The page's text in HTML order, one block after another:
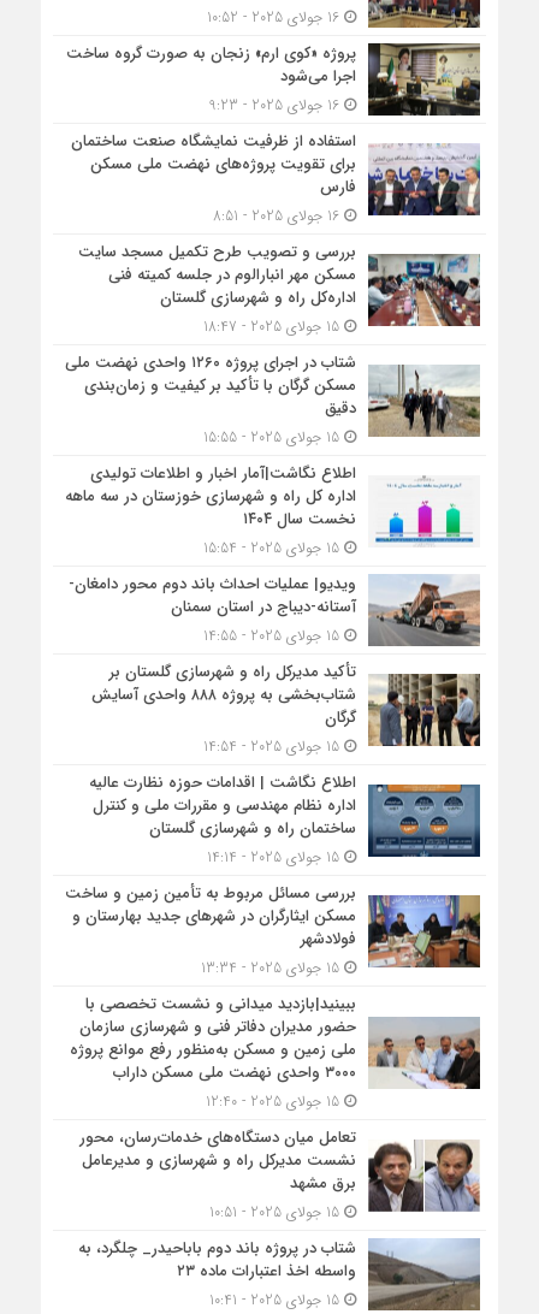
16 جولای 2025 - 10:52
پروژه «کوی ارم» زنجان به صورت گروه ساخت
اجرا می‌شود
16 جولای 2025 - 9:23
استفاده از ظرفیت نمایشگاه صنعت ساختمان
برای تقویت پروژه‌های نهضت ملی مسکن
فارس
16 جولای 2025 - 8:51
بررسی و تصویب طرح تکمیل مسجد سایت
مسکن مهر انبارالوم در جلسه کمیته فنی
اداره‌کل راه و شهرسازی گلستان
15 جولای 2025 - 18:47
شتاب در اجرای پروژه ۱۲۶۰ واحدی نهضت ملی
مسکن گرگان با تأکید بر کیفیت و زمان‌بندی
دقیق
15 جولای 2025 - 15:55
اطلاع نگاشت|آمار اخبار و اطلاعات تولیدی
اداره کل راه و شهرسازی خوزستان در سه ماهه
نخست سال ۱۴۰۴
15 جولای 2025 - 15:54
ویدیو| عملیات احداث باند دوم محور دامغان-
آستانه-دیباج در استان سمنان
15 جولای 2025 - 14:55
تأکید مدیرکل راه و شهرسازی گلستان بر
شتاب‌بخشی به پروژه ۸۸۸ واحدی آسایش
گرگان
15 جولای 2025 - 14:54
اطلاع نگاشت | اقدامات حوزه نظارت عالیه
اداره نظام مهندسی و مقررات ملی و کنترل
ساختمان راه و شهرسازی گلستان
15 جولای 2025 - 14:14
بررسی مسائل مربوط به تأمین زمین و ساخت
مسکن ایثارگران در شهرهای جدید بهارستان و
فولادشهر
15 جولای 2025 - 13:34
ببینید|بازدید میدانی و نشست تخصصی با
حضور مدیران دفاتر فنی و شهرسازی سازمان
ملی زمین و مسکن به‌منظور رفع موانع پروژه
۳۰۰۰ واحدی نهضت ملی مسکن داراب
15 جولای 2025 - 12:40
تعامل میان دستگاه‌های خدمات‌رسان، محور
نشست مدیرکل راه و شهرسازی و مدیرعامل
برق مشهد
15 جولای 2025 - 10:51
شتاب در پروژه باند دوم باباحیدر_ چلگرد، به
واسطه اخذ اعتبارات ماده ۲۳
15 جولای 2025 - 10:41